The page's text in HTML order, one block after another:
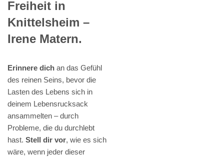
Freiheit in
Knittelsheim –
Irene Matern.
Erinnere dich an das Gefühl
des reinen Seins, bevor die
Lasten des Lebens sich in
deinem Lebensrucksack
ansammelten – durch
Probleme, die du durchlebt
hast. Stell dir vor, wie es sich
wäre, wenn jeder dieser